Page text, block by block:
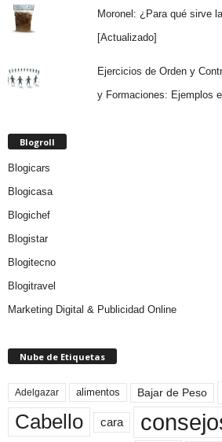
Moronel: ¿Para qué sirve
[Actualizado]
Ejercicios de Orden y
y Formaciones: Ejemplos
Blogroll
Blogicars
Blogicasa
Blogichef
Blogistar
Blogitecno
Blogitravel
Marketing Digital & Publicidad Online
Nube de Etiquetas
Adelgazar alimentos Bajar de Peso
Cabello cara